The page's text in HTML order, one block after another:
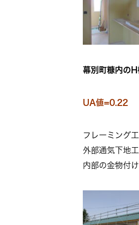
幕別町糠内の
UA値=0.22
フレーミング工
外部通気下地
内部の金物付